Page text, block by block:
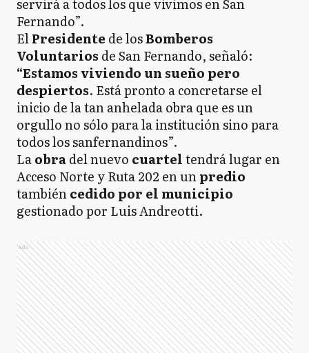
servirá a todos los que vivimos en San
Fernando”.
ElPresidente de losBomberos
Voluntarios de San Fernando, señaló:
“Estamos viviendo un sueño pero
despiertos. Está pronto a concretarse el
inicio de la tan anhelada obra que es un
orgullo no sólo para la institución sino para
todos los sanfernandinos”.
Laobradel nuevo cuarteltendrá lugar en
Acceso Norte y Ruta 202 en unpredio
tambiéncedido por el municipio
gestionado por Luis Andreotti.
Ads